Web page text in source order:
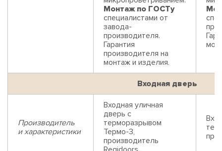
Монтаж по ГОСТу
специалистами от
завода-
производителя.
Гарантия
производителя на
монтаж и изделия.
Входная дверь
Производитель
и характеристики
Входная уличная
дверь с
терморазрывом
Термо-3,
производитель